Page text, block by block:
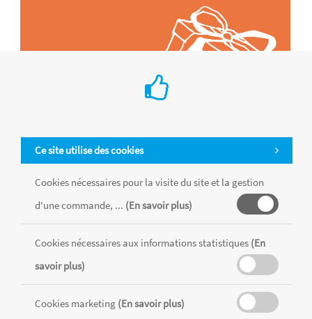
Ce site utilise des cookies
Cookies nécessaires pour la visite du site et la gestion
d'une commande, ... (En savoir plus)
Cookies nécessaires aux informations statistiques (En
savoir plus)
Cookies marketing (En savoir plus)
Tous les produits sont vendus dans la limite des stocks disponibles de
chaque magasin, toutes taxes comprises.
MENTIONS LÉGALES CONDITIONS GÉNÉRALES
RÉALISÉ AVEC MERCATOR